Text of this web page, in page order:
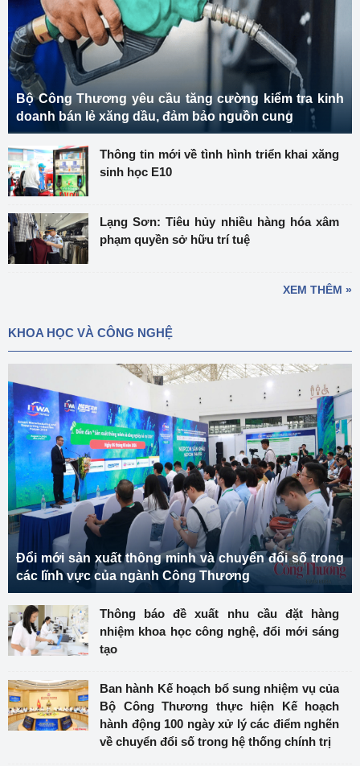
Bộ Công Thương yêu cầu tăng cường kiểm tra kinh
doanh bán lẻ xăng dầu, đảm bảo nguồn cung
Thông tin mới về tình hình triển khai xăng
sinh học E10
Lạng Sơn: Tiêu hủy nhiều hàng hóa xâm
phạm quyền sở hữu trí tuệ
XEM THÊM »
KHOA HỌC VÀ CÔNG NGHỆ
Đổi mới sản xuất thông minh và chuyển đổi số trong
các lĩnh vực của ngành Công Thương
Thông báo đề xuất nhu cầu đặt hàng
nhiệm khoa học công nghệ, đổi mới sáng
tạo
Ban hành Kế hoạch bổ sung nhiệm vụ của
Bộ Công Thương thực hiện Kế hoạch
hành động 100 ngày xử lý các điểm nghẽn
về chuyển đổi số trong hệ thống chính trị